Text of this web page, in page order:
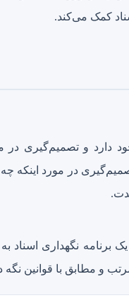
کمک می‌کند.
دارد و تصمیم‌گیری در
در مورد اینکه چه
یک برنامه نگهداری اسناد
و مطابق با قوانین نگه